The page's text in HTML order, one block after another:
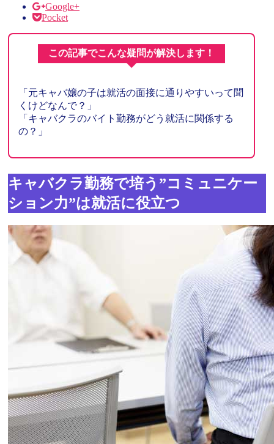
Google+
Pocket
この記事でこんな疑問が解決します！
「元キャバ嬢の子は就活の面接に通りやすいって聞
くけどなんで？」
「キャバクラのバイト勤務がどう就活に関係する
の？」
キャバクラ勤務で培う”コミュニケー
ション力”は就活に役立つ